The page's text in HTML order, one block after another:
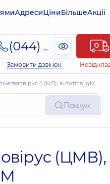
АдресиЦіниБільшеАкції
(044) 495-2-888
Замовити дзвінок
(ЦМВ), антитіла IgM
Пошук
(ЦМВ),